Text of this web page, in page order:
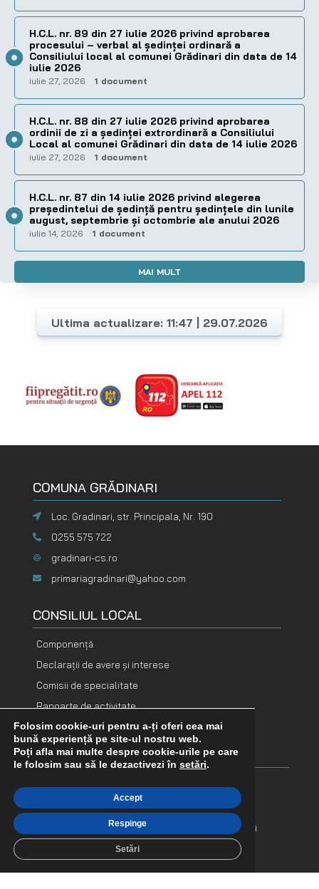
H.C.L. nr. 89 din 27 iulie 2026 privind aprobarea
procesului – verbal al şedinţei ordinară a
Consiliului local al comunei Grădinari din data de 14
iulie 2026
iulie 27, 2026 1 document
H.C.L. nr. 88 din 27 iulie 2026 privind aprobarea
ordinii de zi a şedinţei extrordinară a Consiliului
Local al comunei Grădinari din data de 14 iulie 2026
iulie 27, 2026 1 document
H.C.L. nr. 87 din 14 iulie 2026 privind alegerea
preşedintelui de şedinţă pentru ședințele din lunile
august, septembrie și octombrie ale anului 2026
iulie 14, 2026 1 document
MAI MULT
Ultima actualizare: 11:47 | 29.07.2026
COMUNA GRĂDINARI
Loc. Gradinari, str. Principala, Nr. 190
0255 575 722
gradinari-cs.ro
primariagradinari@yahoo.com
CONSILIUL LOCAL
Componență
Declarații de avere și interese
Comisii de specialitate
Rapoarte de activitate
DOCUMENTE
FINANCIARE
Buget
Bilanț contabil
Execuție bugetară
Indicatori financiari
DOCUMENTE
ADOPTATE
Hotărâri consiliu
Dispoziții primar
Proiecte de hotărâri
Procese verbale
Folosim cookie-uri pentru a-ți oferi cea mai
bună experiență pe site-ul nostru web.
Poți afla mai multe despre cookie-urile pe care
le folosim sau să le dezactivezi în setări.
Accept
Respinge
Setări